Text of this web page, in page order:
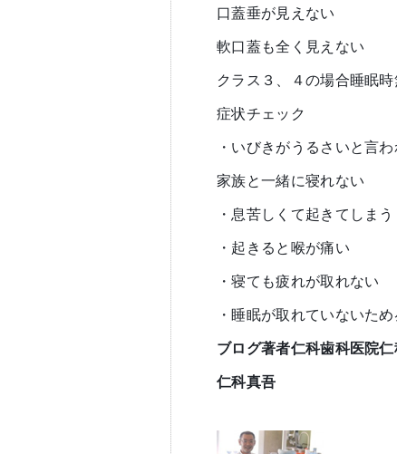
口蓋垂が見えない
軟口蓋も全く見えない
クラス３、４の場合睡眠
症状チェック
・いびきがうるさいと言わ
家族と一緒に寝れない
・息苦しくて起きてしまう
・起きると喉が痛い
・寝ても疲れが取れない
・睡眠が取れていないた
ブログ著者仁科歯科医院
仁科真吾